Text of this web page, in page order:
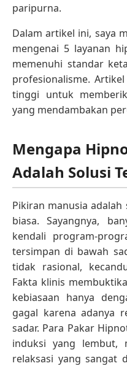
paripurna.
Dalam artikel ini, saya
mengenai 5 layanan
memenuhi standar
profesionalisme.
tinggi untuk
yang mendambakan
Mengapa
Adalah Solusi
Pikiran manusia
biasa. Sayangnya,
kendali program-
tersimpan di bawah
tidak rasional,
Fakta klinis
kebiasaan hanya
gagal karena adanya
sadar. Para Pakar
induksi yang lembut,
relaksasi yang sangat